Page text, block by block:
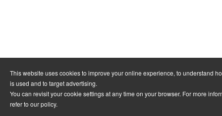
This website uses cookies to improve your online experience, to understand
is used and to target advertising.
You can revisit your cookie settings at any time on your browser. For more
refer to our policy.